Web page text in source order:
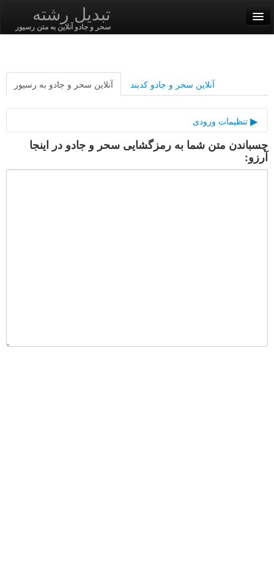
تبدیل رشته
سحر و جادو آنلاین به متن رسیور
SSL On
رمز / رمزگشایی
توابع رشته
آنلاین سحر و جادو به رسیور آنلاین سحر و جادو کدبند
تنظیمات ورودی
حائل
چسباندن متن شما به رمزگشایی سحر و جادو در اینجا
آرزو: